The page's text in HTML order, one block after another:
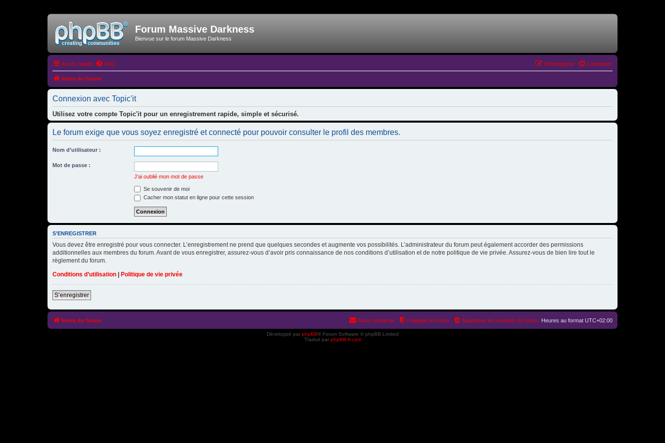
Forum Massive Darkness
Bienvue sur le forum Massive Darkness
Accès rapide FAQ Connexion
S’enregistrer
Index du forum
Connexion avec Topic'it
Utilisez votre compte Topic'it pour un enregistrement rapide, simple et sécurisé.
Le forum exige que vous soyez enregistré et connecté pour pouvoir consulter le profil des membres.
Nom d’utilisateur :
Mot de passe :
J’ai oublié mon mot de passe
Se souvenir de moi
Cacher mon statut en ligne pour cette session
S’ENREGISTRER
Vous devez être enregistré pour vous connecter. L’enregistrement ne prend que quelques secondes et augmente vos possibilités. L’administrateur du forum peut également accorder des permissions
additionnelles aux membres du forum. Avant de vous enregistrer, assurez-vous d’avoir pris connaissance de nos conditions d’utilisation et de notre politique de vie privée. Assurez-vous de bien lire tout le
règlement du forum.
Conditions d’utilisation
Politique de vie privée
S’enregistrer
Index du forum Heures au format UTC+02:00
Supprimer les cookies du forum
L’équipe du forum
Nous contacter
Développé par phpBB® Forum Software © phpBB Limited
Traduit par phpBB-fr.com